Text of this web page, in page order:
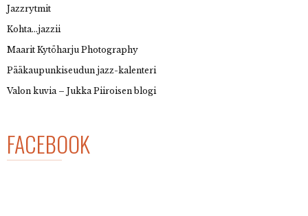
Jazzrytmit
Kohta…jazzii
Maarit Kytöharju Photography
Pääkaupunkiseudun jazz-kalenteri
Valon kuvia – Jukka Piiroisen blogi
FACEBOOK